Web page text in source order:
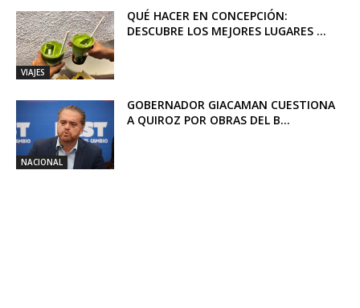
VIAJES
QUÉ HACER EN CONCEPCIÓN:
DESCUBRE LOS MEJORES LUGARES ...
NACIONAL
GOBERNADOR GIACAMAN CUESTIONA
A QUIROZ POR OBRAS DEL B...